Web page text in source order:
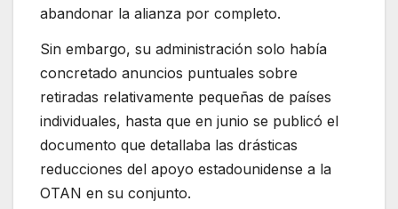
abandonar la alianza por completo.
Sin embargo, su administración solo había
concretado anuncios puntuales sobre
retiradas relativamente pequeñas de países
individuales, hasta que en junio se publicó el
documento que detallaba las drásticas
reducciones del apoyo estadounidense a la
OTAN en su conjunto.